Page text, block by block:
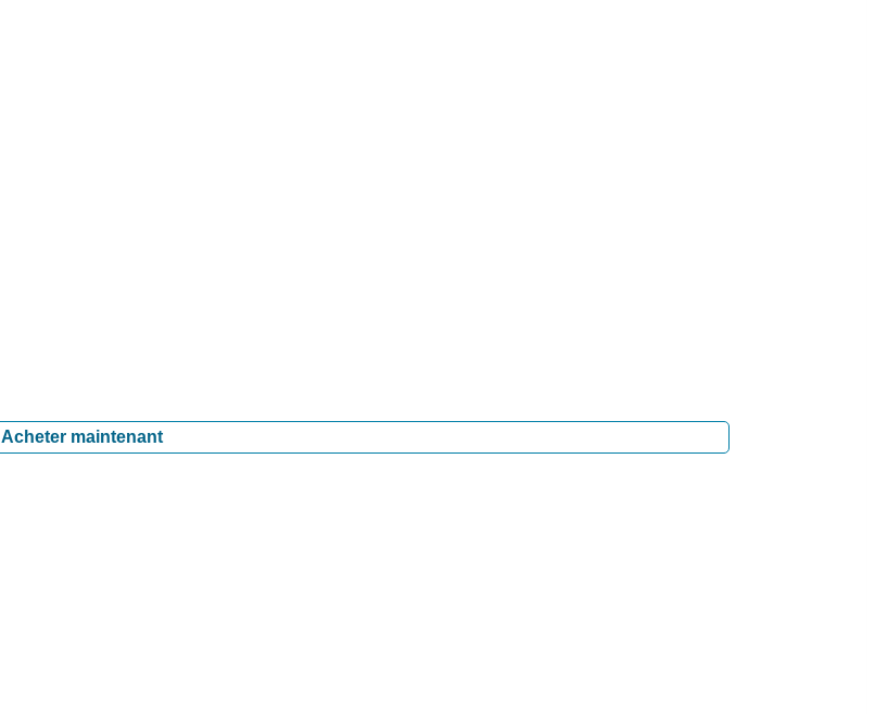
Acheter maintenant